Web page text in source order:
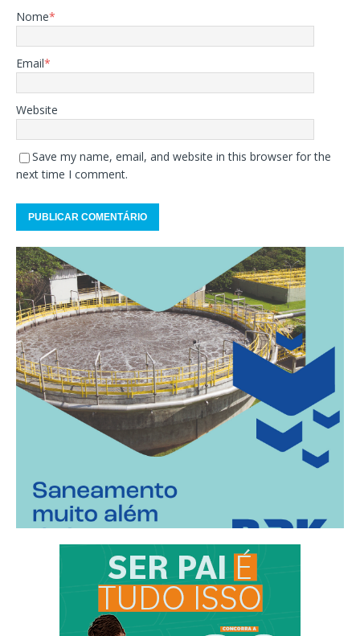
Nome*
Email*
Website
Save my name, email, and website in this browser for the
next time I comment.